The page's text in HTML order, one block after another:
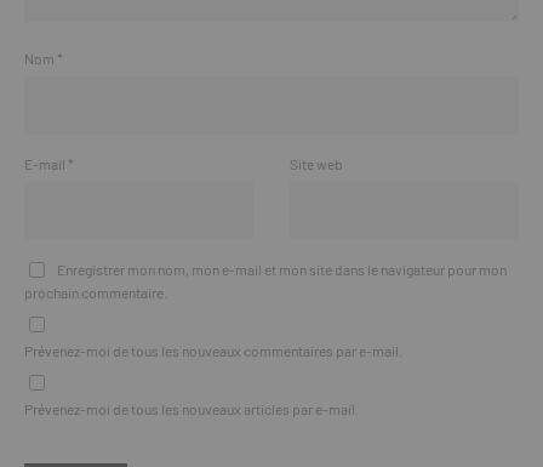
Nom *
E-mail * Site web
Enregistrer mon nom, mon e-mail et mon site dans le navigateur pour mon
prochain commentaire.
Prévenez-moi de tous les nouveaux commentaires par e-mail.
Prévenez-moi de tous les nouveaux articles par e-mail.